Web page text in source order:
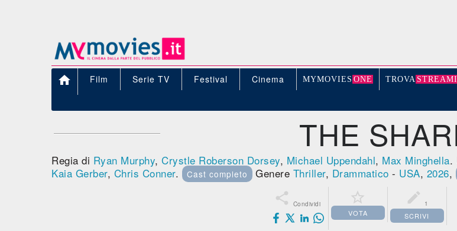
 Film Serie TV Festival Cinema MYMOVIE S ONE TROVA
THE
Regia di Ryan Murphy, Crystle Roberson Dorsey, Michael Uppendahl, Max Minghella.
Kaia Gerber, Chris Conner. Cast completo Genere Thriller, Drammatico - USA, 2026,
 Condividi 
VOTA
 1
SCRIVI